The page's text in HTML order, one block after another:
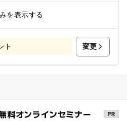
を表示する
ト 変更
料オンラインセミナー